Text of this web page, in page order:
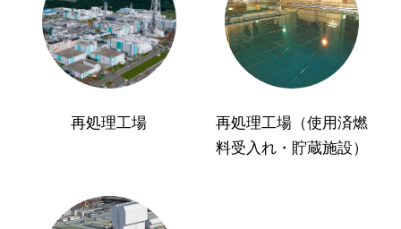
再処理工場
再処理工場（使用済燃
料受入れ・貯蔵施設）